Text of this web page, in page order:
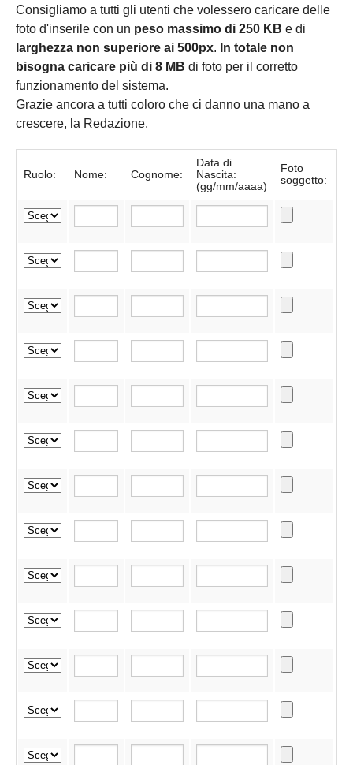
Consigliamo a tutti gli utenti che volessero caricare delle
foto d'inserile con un peso massimo di 250 KB e di
larghezza non superiore ai 500px. In totale non
bisogna caricare più di 8 MB di foto per il corretto
funzionamento del sistema.
Grazie ancora a tutti coloro che ci danno una mano a
crescere, la Redazione.
Ruolo: Nome: Cognome:
Data di
Nascita:
(gg/mm/aaaa)
Foto
soggetto: